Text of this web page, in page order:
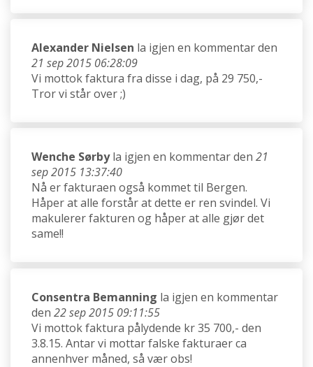
Alexander Nielsen la igjen en kommentar den
21 sep 2015 06:28:09
Vi mottok faktura fra disse i dag, på 29 750,-
Tror vi står over ;)
Wenche Sørby la igjen en kommentar den 21
sep 2015 13:37:40
Nå er fakturaen også kommet til Bergen.
Håper at alle forstår at dette er ren svindel. Vi
makulerer fakturen og håper at alle gjør det
same!!
Consentra Bemanning la igjen en kommentar
den 22 sep 2015 09:11:55
Vi mottok faktura pålydende kr 35 700,- den
3.8.15. Antar vi mottar falske fakturaer ca
annenhver måned, så vær obs!